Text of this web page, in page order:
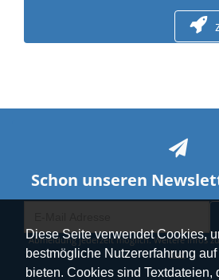
Diese Seite verwendet Cookies,
bestmögliche Nutzererfahrung
bieten. Cookies sind Textdateien,
Schon unseren
Abmeldung jederzeit möglich. Weitere Infos
hier.